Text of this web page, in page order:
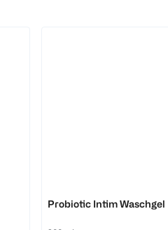
Probiotic Intim Waschgel